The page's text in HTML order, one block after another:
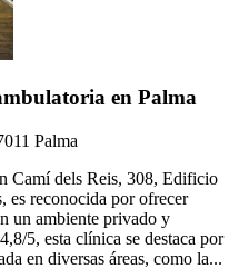
en Palma
Palma
Camí dels Reis, 308, Edificio
es reconocida por ofrecer
un ambiente privado y
5, esta clínica se destaca por
en diversas áreas, como la...